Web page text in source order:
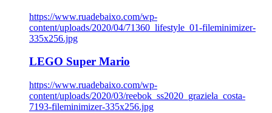
https://www.ruadebaixo.com/wp-
content/uploads/2020/04/71360_lifestyle_01-fileminimizer-
335x256.jpg
LEGO Super Mario
https://www.ruadebaixo.com/wp-
content/uploads/2020/03/reebok_ss2020_graziela_costa-
7193-fileminimizer-335x256.jpg